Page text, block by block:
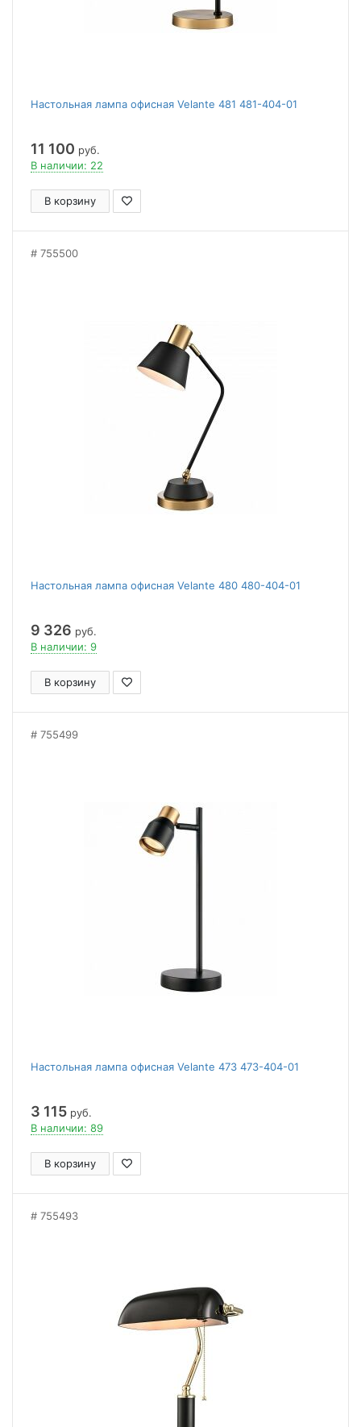
Настольная лампа офисная Velante 481 481-404-01
11 100 руб.
В наличии: 22
В корзину
755500
Настольная лампа офисная Velante 480 480-404-01
9 326 руб.
В наличии: 9
В корзину
755499
Настольная лампа офисная Velante 473 473-404-01
3 115 руб.
В наличии: 89
В корзину
755493